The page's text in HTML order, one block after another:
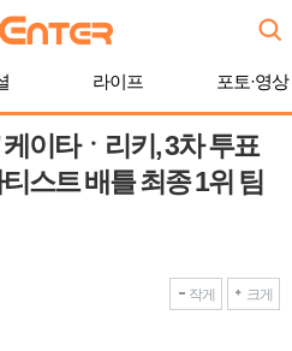
라이프 포토·영상
이타ㆍ리키, 3차 투표
스트 배틀 최종 1위 팀
작게 크게